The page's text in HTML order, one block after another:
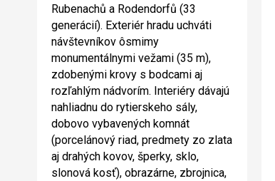
Rubenachů a Rodendorfů (33
generácií). Exteriér hradu uchváti
návštevníkov ôsmimy
monumentálnymi vežami (35 m),
zdobenými krovy s bodcami aj
rozľahlým nádvorím. Interiéry dávajú
nahliadnu do rytierskeho sály,
dobovo vybavených komnát
(porcelánový riad, predmety zo zlata
aj drahých kovov, šperky, sklo,
slonová kosť), obrazárne, zbrojnica,